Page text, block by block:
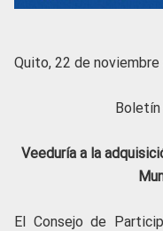
Quito, 22 de noviembre
Boletín
Veeduría a la
El Consejo de